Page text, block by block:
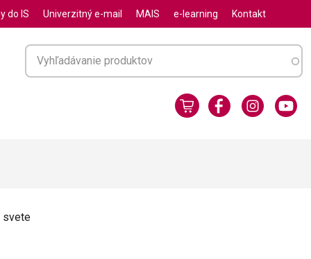
do IS Univerzitný e-mail MAIS e-learning Kontakt
svete